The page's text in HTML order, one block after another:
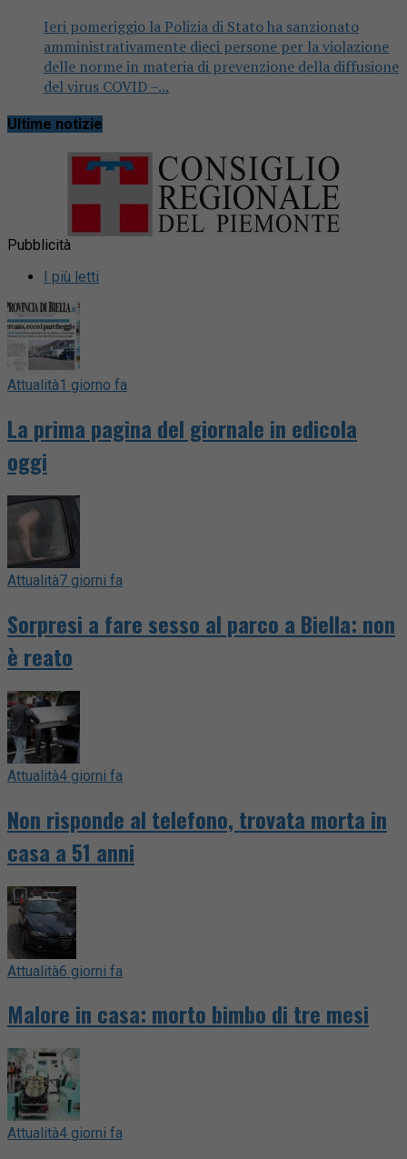
Ieri pomeriggio la Polizia di Stato ha sanzionato
amministrativamente dieci persone per la violazione
delle norme in materia di prevenzione della diffusione
del virus COVID –...
Ultime notizie
Pubblicità
I più letti
Attualità1 giorno fa
La prima pagina del giornale in edicola
oggi
Attualità7 giorni fa
Sorpresi a fare sesso al parco a Biella: non
è reato
Attualità4 giorni fa
Non risponde al telefono, trovata morta in
casa a 51 anni
Attualità6 giorni fa
Malore in casa: morto bimbo di tre mesi
Attualità4 giorni fa